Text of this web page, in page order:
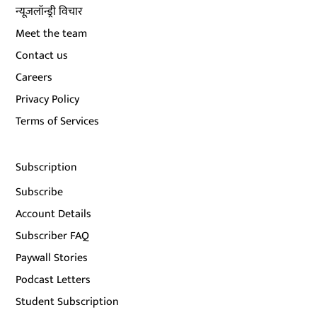
न्यूज़लॉन्ड्री विचार
Meet the team
Contact us
Careers
Privacy Policy
Terms of Services
Subscription
Subscribe
Account Details
Subscriber FAQ
Paywall Stories
Podcast Letters
Student Subscription